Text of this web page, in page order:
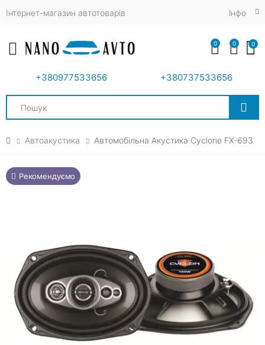
Інтернет-магазин автотоварів Iнфо
Toggle mobile menu
+380977533656 +380737533656
Search
0 0 0
Автоакустика Автомобільна Акустика Cyclone FX-693
Рекомендуємо